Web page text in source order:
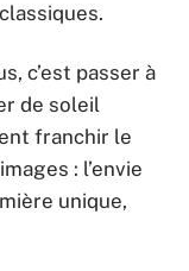
c’est passer à
de soleil
franchir le
: l’envie
unique,